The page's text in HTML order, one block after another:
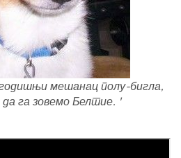
мешанац полу-бигла,
га зовемо Белтие. '